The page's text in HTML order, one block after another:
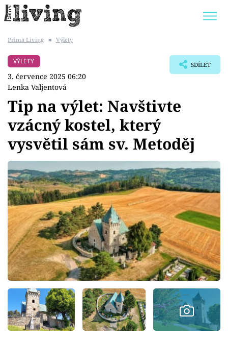
BYDLENÍ SLAVNÝCH
Témata
Bydlení
Zahrada
Design
Sledujte prima+
Přihlášení
Sledujte nás
Prima Living ■ Výlety
VÝLETY
3. července 2025 06:20
Lenka Valjentová
SDÍLET
Tip na výlet: Navštivte
vzácný kostel, který
vysvětil sám sv. Metoděj